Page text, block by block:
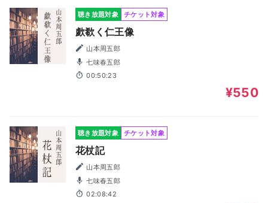
聴き放題対象 チケット対象
歔欷く仁王像
山本周五郎
七味春五郎
00:50:23
¥550
聴き放題対象 チケット対象
花杖記
山本周五郎
七味春五郎
02:08:42